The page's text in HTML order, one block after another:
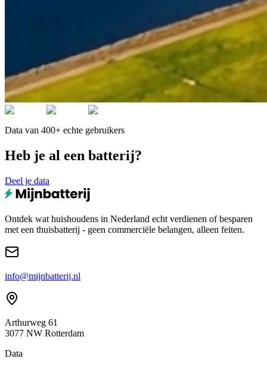
Data van 400+ echte gebruikers
Heb je al een batterij?
Deel je data
Ontdek wat huishoudens in Nederland echt verdienen of besparen
met een thuisbatterij - geen commerciële belangen, alleen feiten.
info@mijnbatterij.nl
Arthurweg 61
3077 NW Rotterdam
Data